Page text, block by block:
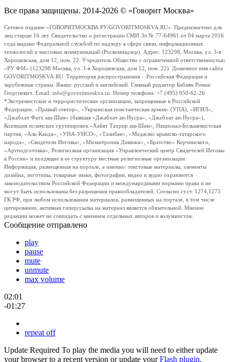
Все права защищены. 2014-2026 © «Говорит Москва»
Сетевое издание «ГОВОРИТМОСКВА.РУ/GOVORITMOSKVA.RU». Предназначено для
лиц старше 16 лет. Свидетельство о регистрации СМИ Эл № 77-64961 от 04 марта 2016
года выдано Федеральной службой по надзору в сфере связи, информационных
технологий и массовых коммуникаций (Роскомнадзор). Адрес: 123298, Москва, ул. 3-я
Хорошевская, дом 12, пом. 22. Учредитель Общество с ограниченной ответственностью
«РУ ФМ» (123298 Москва, ул. 3-я Хорошевская, дом 12, пом. 22). Доменное имя сайта
GOVORITMOSKVA.RU. Территория распространения – Российская Федерация и
зарубежные страны. Языки: русский и английский. Главный редактор Бабаян Роман
Георгиевич. Email: info@govoritmoskva.ru. Номер телефона: +7 (495) 950-62-26
*Экстремистские и террористические организации, запрещенные в Российской
Федерации: «Правый сектор», «Украинская повстанческая армия» (УПА), «ИГИЛ»,
«Джабхат Фатх аш-Шам» (бывшая «Джабхат ан-Нусра», «Джебхат ан-Нусра»),
Коалиция исламских группировок «Хайят Тахрир аш-Шам», Национал-Большевистская
партия, «Аль-Каида», «УНА-УНСО», «Талибан», «Меджлис крымско-татарского
народа», «Свидетели Иеговы», «Мизантропик Дивижн», «Братство» Корчинского,
«Артподготовка», Религиозная организация «Управленческий центр Свидетелей Иеговы
в России» и входящие в ее структуру местные религиозные организации.
Информация, размещенная на портале, а именно: текстовые материалы, элементы
дизайна, логотипы, товарные знаки, фотографии, видео и аудио охраняются
законодательством Российской Федерации и международными нормами права и не
могут быть использованы без разрешения правообладателей. Согласно ст.ст. 1274,1275
ГК РФ, при любом использовании материалов, размещенных на портале, в том числе
цитировании, активная гиперссылка на материал является обязательной. Мнение
редакции может не совпадать с мнением отдельных авторов и колумнистов.
Сообщение отправлено
play
pause
mute
unmute
max volume
02:01
-01:27
repeat off
Update Required To play the media you will need to either update
your browser to a recent version or update yourFlash plugin.